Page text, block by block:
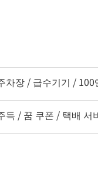
차장 / 급수기기 / 100
득 / 꿈 쿠폰 / 택배 서